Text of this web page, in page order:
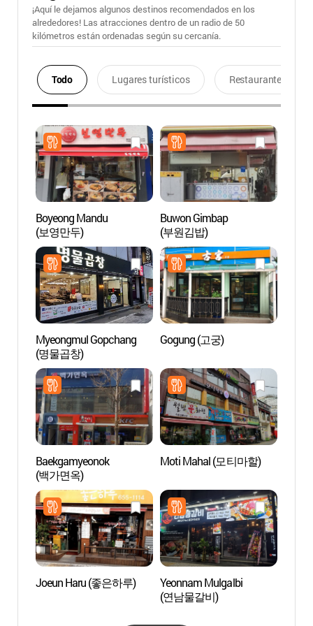
¡Aquí le dejamos algunos destinos recomendados en los
alrededores! Las atracciones dentro de un radio de 50
kilómetros están ordenadas según su cercanía.
Todo Lugares turísticos Restaurantes
Boyeong Mandu
(보영만두)
Buwon Gimbap
(부원김밥)
Myeongmul Gopchang
(명물곱창)
Gogung (고궁)
Baekgamyeonok
(백가면옥)
Moti Mahal (모티마할)
Joeun Haru (좋은하루)
Yeonnam Mulgalbi
(연남물갈비)